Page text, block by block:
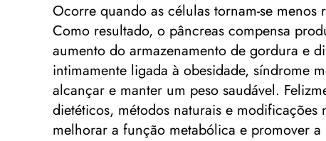
Ocorre quando as células tornam-se
Como resultado, o pâncreas compensa
aumento do armazenamento de gordura e
intimamente ligada à obesidade, síndrome
alcançar e manter um peso saudável.
dietéticos, métodos naturais e
melhorar a função metabólica e promover